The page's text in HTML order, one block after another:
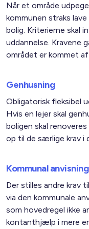
Når et område
kommunen straks
bolig. Kriterierne skal
uddannelse. Kravene
området er kommet
Genhusning
Obligatorisk fleksibel
Hvis en lejer skal
boligen skal
op til de særlige krav i
Kommunal anvisning
Der stilles andre krav
via den kommunale
som hovedregel ikke
kontanthjælp i mere